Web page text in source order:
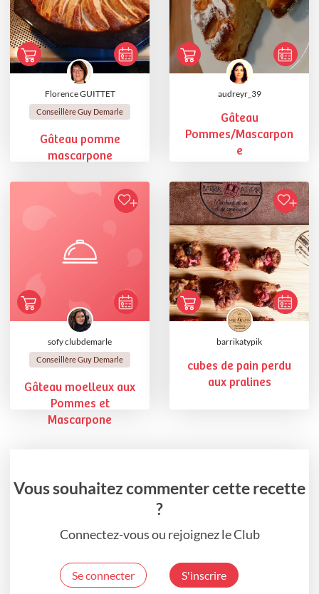
Florence GUITTET
Conseillère Guy Demarle
Gâteau pomme
mascarpone
audreyr_39
Gâteau
Pommes/Mascarpon
e
sofy clubdemarle
Conseillère Guy Demarle
Gâteau moelleux aux
Pommes et
Mascarpone
barrikatypik
cubes de pain perdu
aux pralines
Vous souhaitez commenter cette recette
?
Connectez-vous ou rejoignez le Club
Se connecter S'inscrire